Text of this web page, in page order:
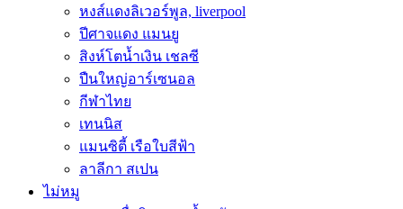
หงส์แดงลิเวอร์พูล, liverpool
ปีศาจแดง แมนยู
สิงห์โตน้ำเงิน เชลซี
ปืนใหญ่อาร์เซนอล
กีฬาไทย
เทนนิส
แมนซิตี้ เรือใบสีฟ้า
ลาลีกา สเปน
ไม่หมู